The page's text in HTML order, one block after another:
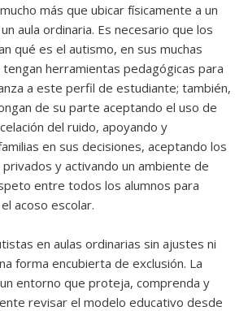
más que ubicar físicamente a un
aula ordinaria. Es necesario que los
qué es el autismo, en sus muchas
herramientas pedagógicas para
a este perfil de estudiante; también,
de su parte aceptando el uso de
del ruido, apoyando y
en sus decisiones, aceptando los
y activando un ambiente de
entre todos los alumnos para
acoso escolar.
en aulas ordinarias sin ajustes ni
forma encubierta de exclusión. La
entorno que proteja, comprenda y
revisar el modelo educativo desde